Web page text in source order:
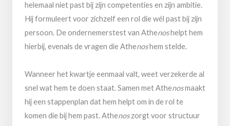
helemaal niet past bij zijn competenties en zijn ambitie.
Hij formuleert voor zichzelf een rol die wél past bij zijn
persoon. De ondernemerstest van Athenoshelpt hem
hierbij, evenals de vragen die Athenoshem stelde.
Wanneer het kwartje eenmaal valt, weet verzekerde al
snel wat hem te doen staat. Samen met Athenosmaakt
hij een stappenplan dat hem helpt om in de rol te
komen die bij hem past. Athenoszorgt voor structuur